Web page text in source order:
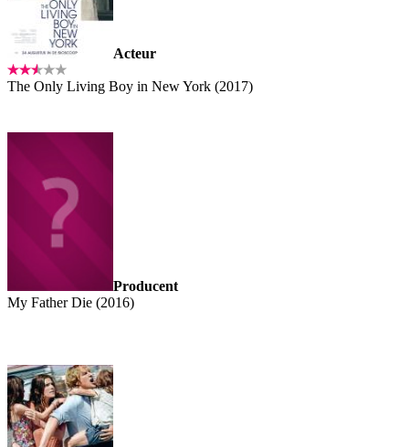
Acteur
The Only Living Boy in New York (2017)
Producent
My Father Die (2016)